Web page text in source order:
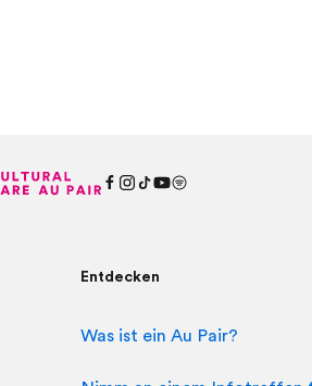
Entdecken
Was ist ein Au Pair?